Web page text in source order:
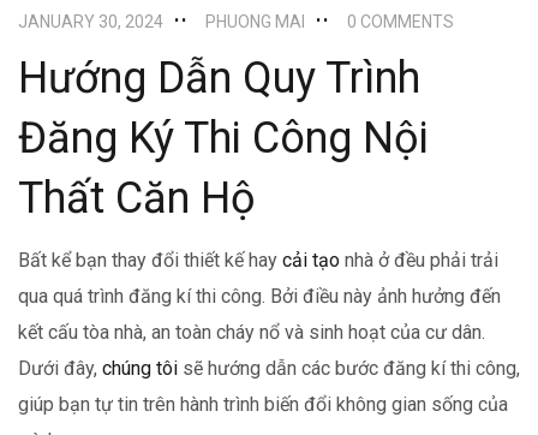
JANUARY 30, 2024 PHUONG MAI 0 COMMENTS
Hướng Dẫn Quy Trình
Đăng Ký Thi Công Nội
Thất Căn Hộ
Bất kể bạn thay đổi thiết kế hay cải tạo nhà ở đều phải trải
qua quá trình đăng kí thi công. Bởi điều này ảnh hưởng đến
kết cấu tòa nhà, an toàn cháy nổ và sinh hoạt của cư dân.
Dưới đây, chúng tôi sẽ hướng dẫn các bước đăng kí thi công,
giúp bạn tự tin trên hành trình biến đổi không gian sống của